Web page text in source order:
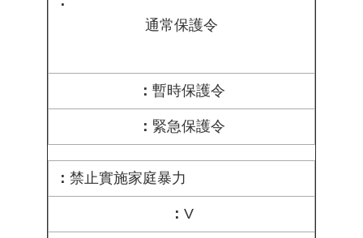
通常保護令
暫時保護令
緊急保護令
禁止實施家庭暴力
V